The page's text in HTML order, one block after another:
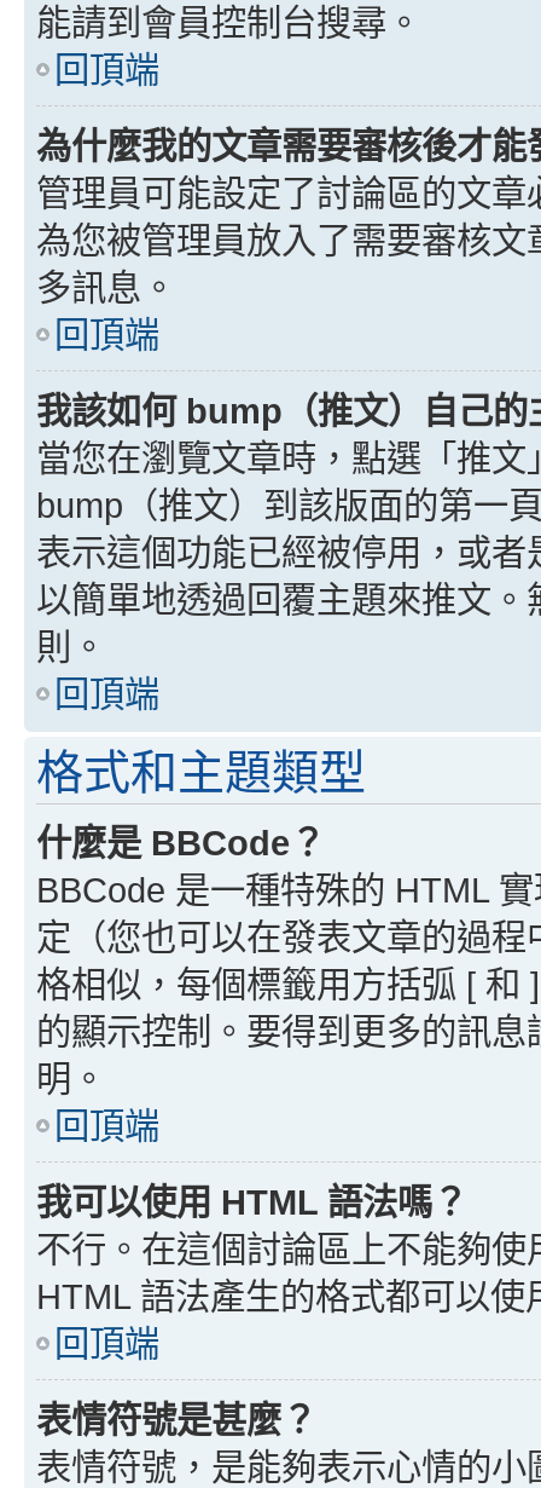
能請到會員控制台搜尋。
回頂端
為什麼我的文章需要審核後才能
管理員可能設定了討論區的文
為您被管理員放入了需要審核
多訊息。
回頂端
我該如何 bump（推文）自己的
當您在瀏覽文章時，點選「推
bump（推文）到該版面的第一
表示這個功能已經被停用，或
以簡單地透過回覆主題來推文
則。
回頂端
格式和主題類型
什麼是 BBCode？
BBCode 是一種特殊的 HTML
定（您也可以在發表文章的過
格相似，每個標籤用方括弧 [ 和
的顯示控制。要得到更多的訊
明。
回頂端
我可以使用 HTML 語法嗎？
不行。在這個討論區上不能夠
HTML 語法產生的格式都可以
回頂端
表情符號是甚麼？
表情符號，是能夠表示心情的